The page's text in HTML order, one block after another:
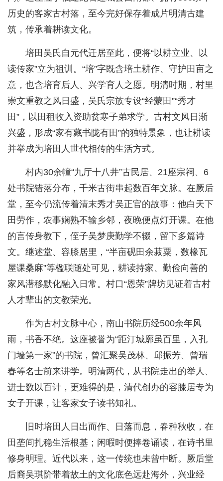
历史的客家古村落，至今完好保存着成片明清古建
筑，传承着耕读文化。
培田吴氏自元代迁居至此，便将“以耕立业、以
读传家”立为祖训。“培”字既含培土耕作、守护田亩之
意，也含培育后人、兴学育人之愿。明清时期，村里
崇文重教之风日盛，吴氏宗族专设“经蒙田”“秀才
田”，以田租收入资助贫寒子弟求学。古村文风日渐
兴盛，形成“家有藏书陇有田”的独特景象，也让耕读
并举成为培田人世代相传的生活方式。
村内30余幢“九厅十八井”古民居、21座宗祠、6
处书院错落分布，千米古街串起数百年文脉。在厥后
堂，至今仍流传着清末秀才吴正官的故事：他白天下
田劳作，农事娴熟不输乡邻，夜晚便点灯开课。在他
的言传身教下，侄子吴梦庚勤学不辍，留下多篇诗
文。继述堂、容膝居里，“半亩砚田余菽粟，数椽瓦
屋课桑麻”等楹联随处可见，耕读持家、勤俭向善的
家风潜移默化融入日常。村口“恩荣”牌坊见证着古村
人才辈出的文教荣光。
作为古村文脉中心，南山书院历经500余年风
雨，书香不绝。这座被誉为“距汀城廓虽百里，入孔
门墙第一家”的书院，曾汇聚吴茂林、邱振芳、曾瑞
春等名士前来讲学。明清两代，从书院走出的举人、
进士数以百计，更难得的是，清代创办的容膝居专为
女子开课，让客家女子读书知礼。
旧时培田人日出而作、日落而息，春种秋收，在
田垄间扎稳生活根基；闲暇时便捧卷诵读，在诗书里
修身明理。近代以来，这一传统也未曾中断。厥后堂
后裔吴琪阶带着故土的文化底色远赴海外，兴业经